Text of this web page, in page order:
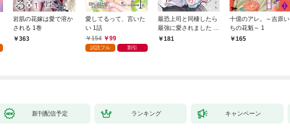
岩肌の花嫁は愛で溶か
される 1巻
363
愛してるって、言いた
い 1話
154
99
試読フル 割引
最恐上司と同棲したら
最強に愛されました 1
巻181
十億のアレ。～吉原い
ちの花魁～ 1
165
新刊配信予定 ランキング キャンペーン